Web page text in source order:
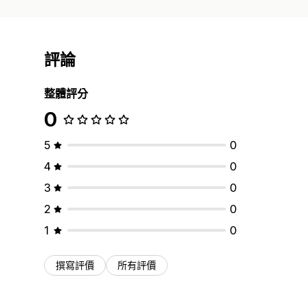
評論
整體評分
0
5
0
4
0
3
0
2
0
1
0
撰寫評價 所有評價